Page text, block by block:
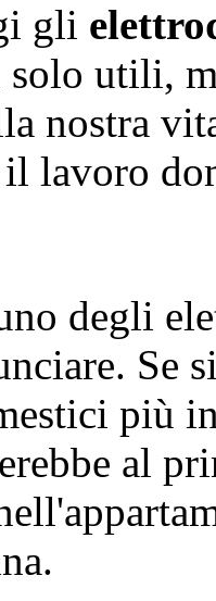
gli
solo utili,
nostra
lavoro
degli
Se
più
al